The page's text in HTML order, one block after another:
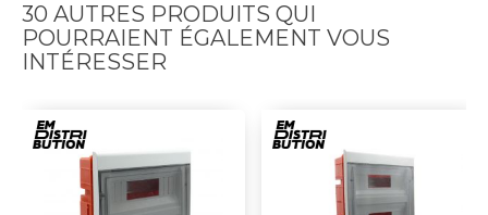
30 AUTRES PRODUITS QUI
POURRAIENT ÉGALEMENT VOUS
INTÉRESSER